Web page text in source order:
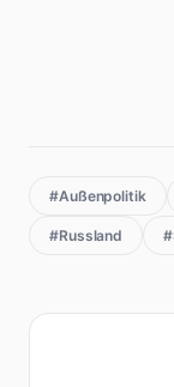
#Außenpolitik
#Russland